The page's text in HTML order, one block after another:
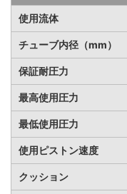
使用流体
チューブ内径（mm）
保証耐圧力
最高使用圧力
最低使用圧力
使用ピストン速度
クッション